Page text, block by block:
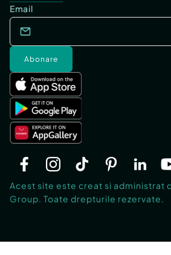
Email
Abonare
Acest site este creat si administrat
Group. Toate drepturile rezervate.